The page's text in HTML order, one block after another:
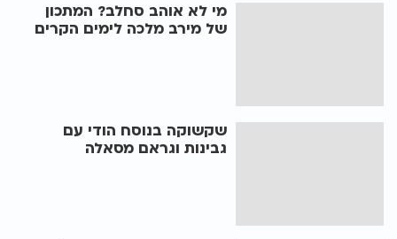
מי לא אוהב סחלב? המתכון
של מירב מלכה לימים הקרים
שקשוקה בנוסח הודי עם
גבינות וגראם מסאלה